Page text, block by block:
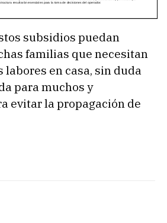
subsidios puedan
familias que necesitan
labores en casa, sin duda
para muchos y
evitar la propagación de